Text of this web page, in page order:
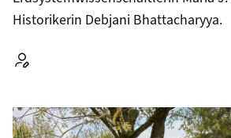
Historikerin Debjani Bhattacharyya.